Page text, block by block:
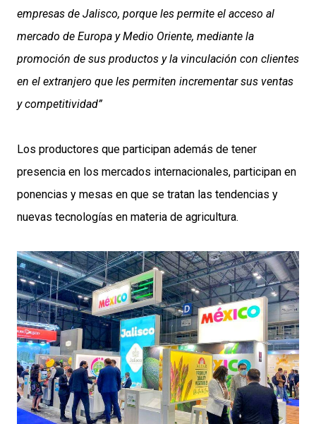
empresas de Jalisco, porque les permite el acceso al
mercado de Europa y Medio Oriente, mediante la
promoción de sus productos y la vinculación con clientes
en el extranjero que les permiten incrementar sus ventas
y competitividad”
Los productores que participan además de tener
presencia en los mercados internacionales, participan en
ponencias y mesas en que se tratan las tendencias y
nuevas tecnologías en materia de agricultura.